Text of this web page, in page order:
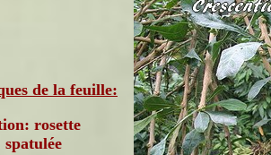
de la feuille:
rosette